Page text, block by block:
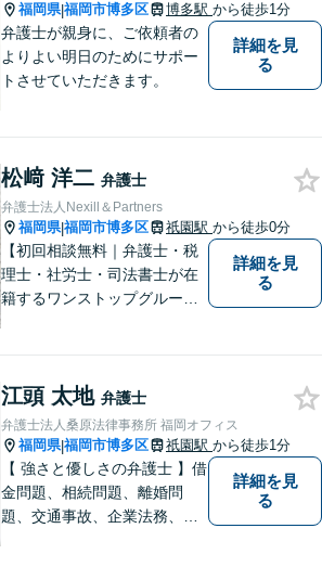
福岡県|福岡市博多区 博多駅 から徒歩1分
弁護士が親身に、ご依頼者の
よりよい明日のためにサポー
トさせていただきます。
詳細を見
る
松﨑 洋二 弁護士
弁護士法人Nexill＆Partners
福岡県|福岡市博多区 祇園駅 から徒歩0分
【初回相談無料｜弁護士・税
理士・社労士・司法書士が在
籍するワンストップグルー
等複数士業の知識が必要な案
件を一括して対応。九州トッ
プクラスの豊富な実績。
詳細を見
る
江頭 太地 弁護士
弁護士法人桑原法律事務所 福岡オフィス
福岡県|福岡市博多区 祇園駅 から徒歩1分
【 強さと優しさの弁護士 】借
金問題、相続問題、離婚問
題、交通事故、企業法務、刑
詳細を見
る